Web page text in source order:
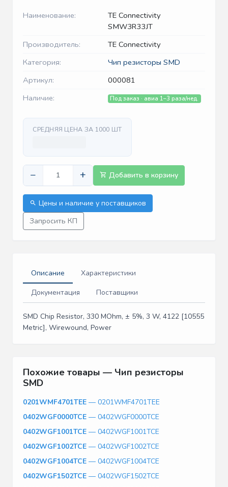
Наименование:
TE Connectivity
SMW3R33JT
Производитель:
TE Connectivity
Категория:
Чип резисторы SMD
Артикул:
000081
Наличие:
Под заказ · авиа 1–3 раза/нед.
СРЕДНЯЯ ЦЕНА ЗА 1000 ШТ
− + Добавить в корзину
Цены и наличие у поставщиков
Запросить КП
Описание
Характеристики
Документация
Поставщики
SMD Chip Resistor, 330 MOhm, ± 5%, 3 W, 4122 [10555
Metric], Wirewound, Power
Похожие товары — Чип резисторы
SMD
0201WMF4701TEE — 0201WMF4701TEE
0402WGF0000TCE — 0402WGF0000TCE
0402WGF1001TCE — 0402WGF1001TCE
0402WGF1002TCE — 0402WGF1002TCE
0402WGF1004TCE — 0402WGF1004TCE
0402WGF1502TCE — 0402WGF1502TCE